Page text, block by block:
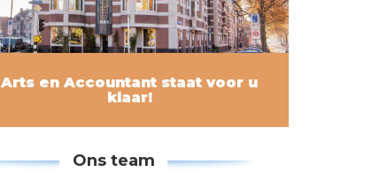
Arts en Accountant staat voor u
klaar!
Ons team